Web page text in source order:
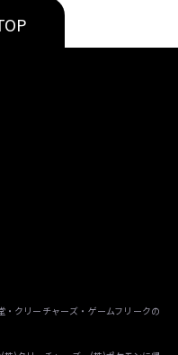
クリーチャーズ・ゲームフリークの